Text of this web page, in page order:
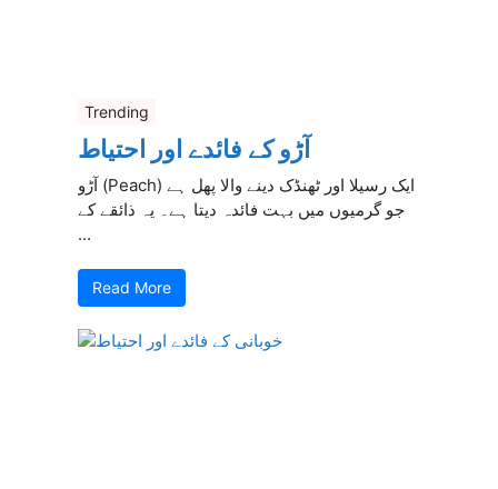
Trending
آڑو کے فائدے اور احتیاط
آڑو (Peach) ایک رسیلا اور ٹھنڈک دینے والا پھل ہے
جو گرمیوں میں بہت فائدہ دیتا ہے۔ یہ ذائقے کے
...
Read More